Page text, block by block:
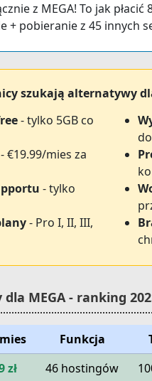
z MEGA! To jak płacić
+ pobieranie z 45 innych
szukają alternatywy
- tylko 5GB co
- €19.99/mies za
- tylko
- Pro I, II, III,
MEGA - ranking
Funkcja
zł 46 hostingów